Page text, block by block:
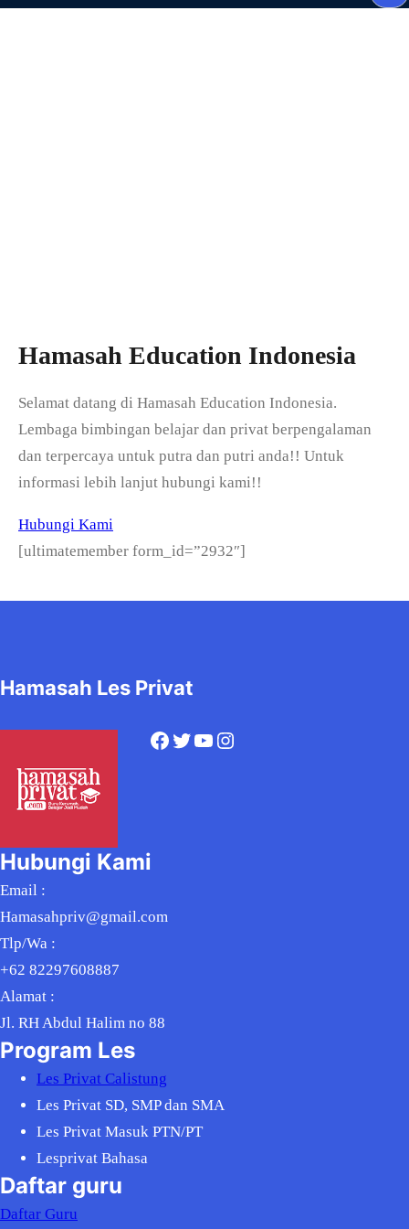
e
Hamasah Education Indonesia
Selamat datang di Hamasah Education Indonesia.
Lembaga bimbingan belajar dan privat berpengalaman
dan terpercaya untuk putra dan putri anda!! Untuk
informasi lebih lanjut hubungi kami!!
Hubungi Kami
[ultimatemember form_id=”2932″]
Hamasah Les Privat
Facebook Twitter YouTube Instagram
Hubungi Kami
Email :
Hamasahpriv@gmail.com
Tlp/Wa :
+62 82297608887
Alamat :
Jl. RH Abdul Halim no 88
Program Les
Les Privat Calistung
Les Privat SD, SMP dan SMA
Les Privat Masuk PTN/PT
Lesprivat Bahasa
Daftar guru
Daftar Guru